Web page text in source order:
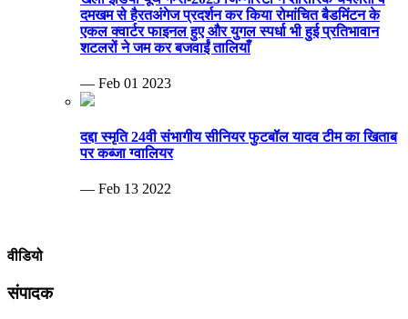
दमखम से हैरतअंगेज प्रदर्शन कर किया रोमांचित बैडमिंटन के
एकल क्वार्टर फाइनल हुए और युगल स्पर्धा भी हुई प्रतिभावान
शटलरों ने जम कर बजवाईं तालियाँ
— Feb 01 2023
दद्दा स्मृति 24वी संभागीय सीनियर फुटबॉल यादव टीम का खिताब
पर कब्जा ग्वालियर
— Feb 13 2022
वीडियो
संपादक